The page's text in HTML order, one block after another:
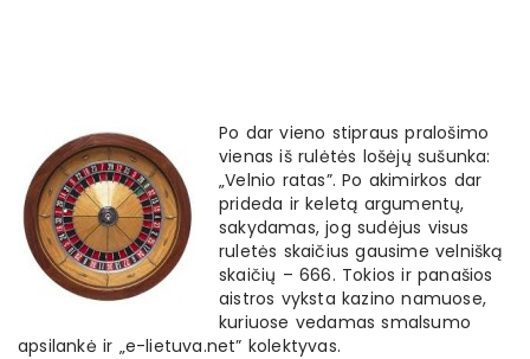
Po dar vieno stipraus pralošimo
vienas iš rulėtės lošėjų sušunka:
„Velnio ratas”. Po akimirkos dar
prideda ir keletą argumentų,
sakydamas, jog sudėjus visus
ruletės skaičius gausime velnišką
skaičių – 666. Tokios ir panašios
aistros vyksta kazino namuose,
kuriuose vedamas smalsumo
apsilankė ir „e-lietuva.net” kolektyvas.